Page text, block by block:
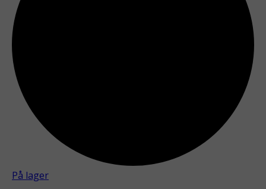
På lager